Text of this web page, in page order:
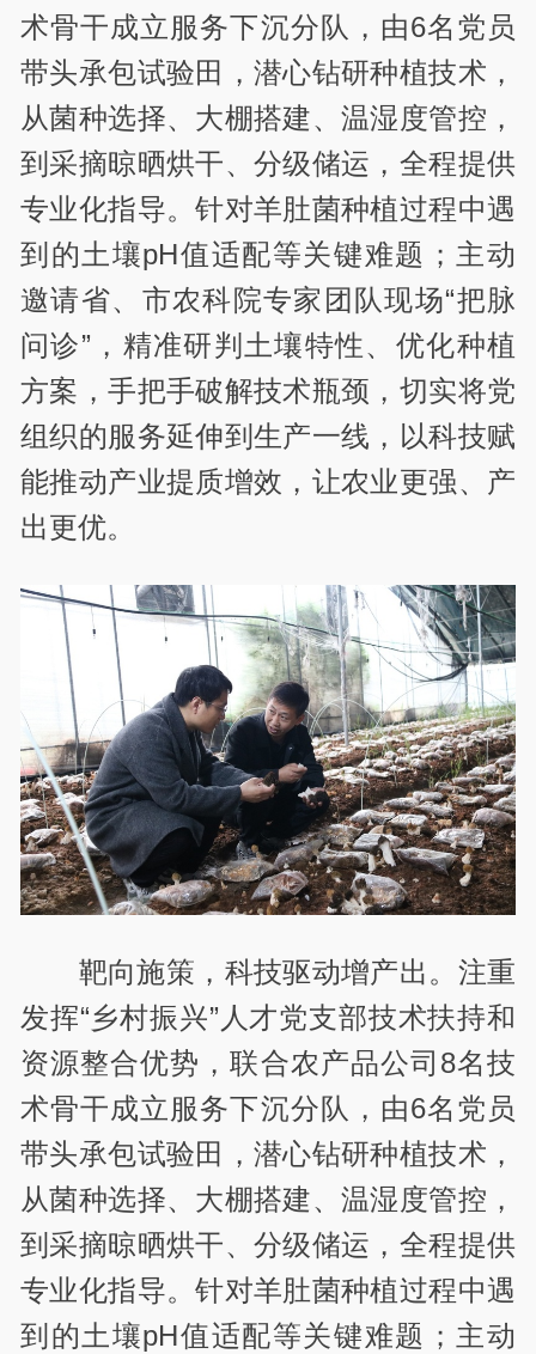
术骨干成立服务下沉分队，由6名党员
带头承包试验田，潜心钻研种植技术，
从菌种选择、大棚搭建、温湿度管控，
到采摘晾晒烘干、分级储运，全程提供
专业化指导。针对羊肚菌种植过程中遇
到的土壤pH值适配等关键难题；主动
邀请省、市农科院专家团队现场“把脉
问诊”，精准研判土壤特性、优化种植
方案，手把手破解技术瓶颈，切实将党
组织的服务延伸到生产一线，以科技赋
能推动产业提质增效，让农业更强、产
出更优。
靶向施策，科技驱动增产出。注重
发挥“乡村振兴”人才党支部技术扶持和
资源整合优势，联合农产品公司8名技
术骨干成立服务下沉分队，由6名党员
带头承包试验田，潜心钻研种植技术，
从菌种选择、大棚搭建、温湿度管控，
到采摘晾晒烘干、分级储运，全程提供
专业化指导。针对羊肚菌种植过程中遇
到的土壤pH值适配等关键难题；主动